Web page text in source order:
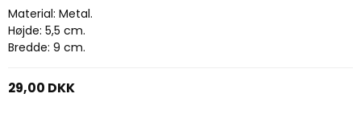
Material: Metal.
Højde: 5,5 cm.
Bredde: 9 cm.
29,00 DKK